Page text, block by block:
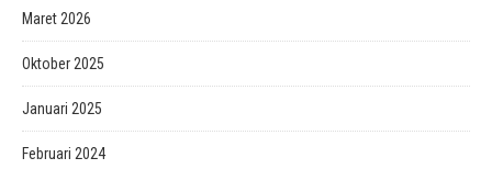
Maret 2026
Oktober 2025
Januari 2025
Februari 2024